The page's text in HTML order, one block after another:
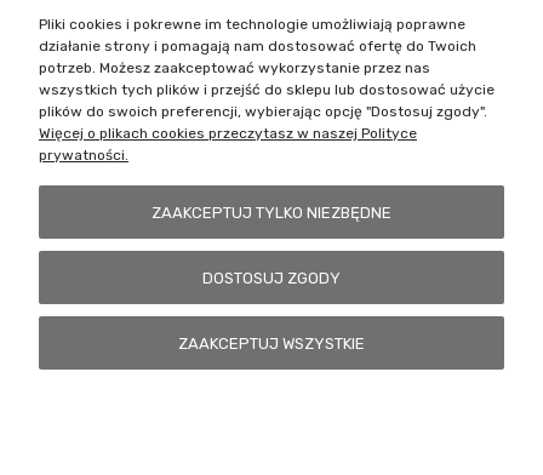
Zakupy
Pomoc
Pliki cookies i pokrewne im technologie umożliwiają poprawne
działanie strony i pomagają nam dostosować ofertę do Twoich
potrzeb. Możesz zaakceptować wykorzystanie przez nas
wszystkich tych plików i przejść do sklepu lub dostosować użycie
plików do swoich preferencji, wybierając opcję "Dostosuj zgody".
Więcej o plikach cookies przeczytasz w naszej Polityce
prywatności.
ZAAKCEPTUJ TYLKO NIEZBĘDNE
DOSTOSUJ ZGODY
ZAAKCEPTUJ WSZYSTKIE